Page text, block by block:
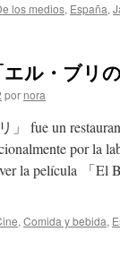
los medios, España,
ル・ブリの
por nora
fue un
por la
la película 「
, Comida y bebida,